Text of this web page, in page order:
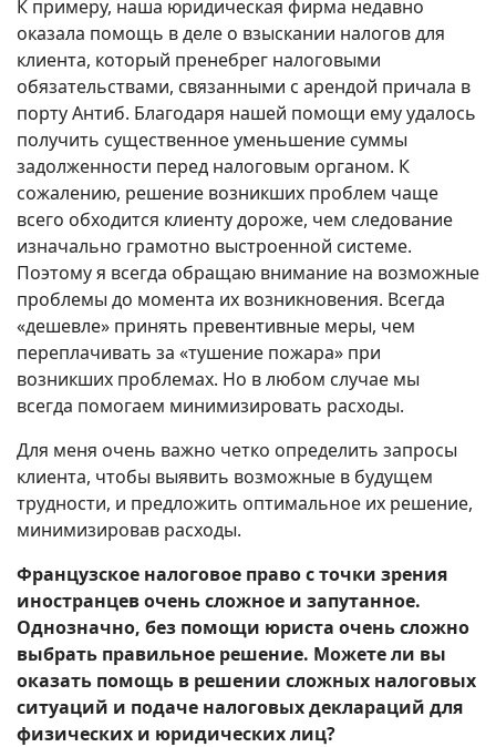
К примеру, наша юридическая фирма недавно
оказала помощь в деле о взыскании налогов для
клиента, который пренебрег налоговыми
обязательствами, связанными с арендой причала в
порту Антиб. Благодаря нашей помощи ему удалось
получить существенное уменьшение суммы
задолженности перед налоговым органом. К
сожалению, решение возникших проблем чаще
всего обходится клиенту дороже, чем следование
изначально грамотно выстроенной системе.
Поэтому я всегда обращаю внимание на возможные
проблемы до момента их возникновения. Всегда
«дешевле» принять превентивные меры, чем
переплачивать за «тушение пожара» при
возникших проблемах. Но в любом случае мы
всегда помогаем минимизировать расходы.
Для меня очень важно четко определить запросы
клиента, чтобы выявить возможные в будущем
трудности, и предложить оптимальное их решение,
минимизировав расходы.
Французское налоговое право с точки зрения
иностранцев очень сложное и запутанное.
Однозначно, без помощи юриста очень сложно
выбрать правильное решение. Можете ли вы
оказать помощь в решении сложных налоговых
ситуаций и подаче налоговых деклараций для
физических и юридических лиц?